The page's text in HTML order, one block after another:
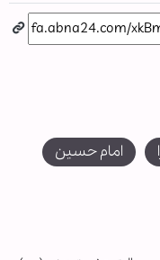
امام حسین